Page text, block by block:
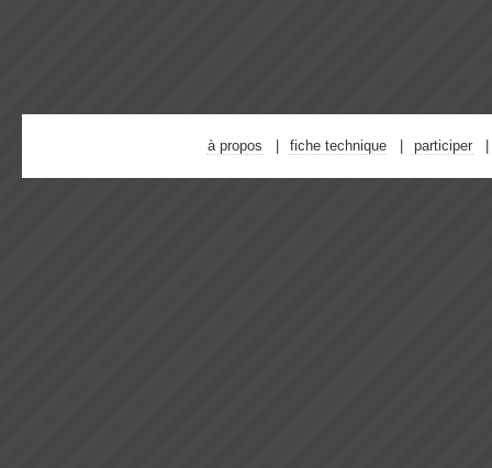
à propos fiche technique participer